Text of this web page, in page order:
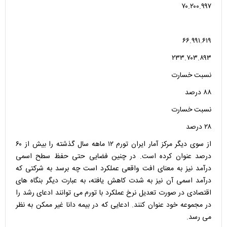
۷۰.۲۰۰.۹۹۷
۶۶.۹۹۱.۶۱۹
۲۳۳.۷۰۳.۸۹۳
نسبت خسارت
۸۸ درصد
نسبت خسارت
۲۸ درصد
از سوی دیگر مرکز آمار ایران تورم ۱۲ ماهه سال گذشته را بیش از ۶۰
درصد عنوان کرده است. در چنین فضایی حتی حفظ سطح اسمی
درآمد نیز به معنای افت واقعی عملکرد است چه برسد به شرکتی که
درآمد اسمی آن نیز به شدت کاهش یافته، به عبارت دیگر بنگاه های
اقتصادی در صورت تعدیل نرخ عملکرد با تورم می توانند ادعای رشد را
در مجموعه خود عنوان کنند. ادعایی که در بیمه دانا غیر ممکن به نظر
می رسد.